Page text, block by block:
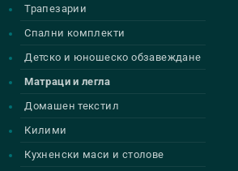
Трапезарии
Спални комплекти
Детско и юношеско обзавеждане
Матраци и легла
Домашен текстил
Килими
Кухненски маси и столове